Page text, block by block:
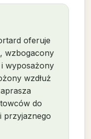
oferuje
wzbogacony
wyposażony
wzdłuż
do
przyjaznego